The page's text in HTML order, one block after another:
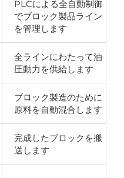
PLCによる全自動制御
でブロック製品ライン
を管理します
全ラインにわたって油
圧動力を供給します
ブロック製造のために
原料を自動混合します
完成したブロックを搬
送します